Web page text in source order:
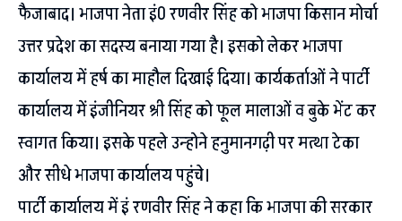
फैजाबाद। भाजपा नेता इं0 रणवीर सिंह को भाजपा किसान मोर्चा
उत्तर प्रदेश का सदस्य बनाया गया है। इसको लेकर भाजपा
कार्यालय में हर्ष का माहौल दिखाई दिया। कार्यकर्ताओं ने पार्टी
कार्यालय में इंजीनियर श्री सिंह को फूल मालाओं व बुके भेंट कर
स्वागत किया। इसके पहले उन्होने हनुमानगढ़ी पर मत्था टेका
और सीधे भाजपा कार्यालय पहुंचे।
पार्टी कार्यालय में इं रणवीर सिंह ने कहा कि भाजपा की सरकार